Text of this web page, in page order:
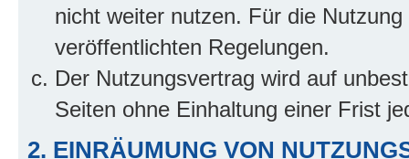
nicht weiter nutzen. Für die
veröffentlichten Regelungen.
Der Nutzungsvertrag wird auf
Seiten ohne Einhaltung einer Frist
2. EINRÄUMUNG VON